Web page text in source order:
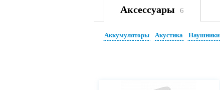
Аксессуары 6
Аккумуляторы Акустика Наушники